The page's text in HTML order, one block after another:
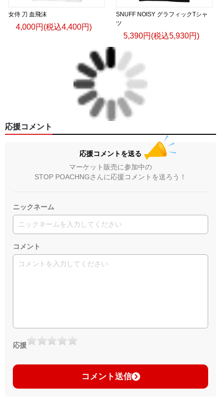
女侍 刀 血飛沫
4,000円(税込4,400円)
SNUFF NOISY グラフィックTシャ
ツ
5,390円(税込5,930円)
応援コメント
応援コメントを送る
マーケット販売に参加中の
STOP POACHNGさんに応援コメントを送ろう！
ニックネーム
コメント
応援
コメント送信